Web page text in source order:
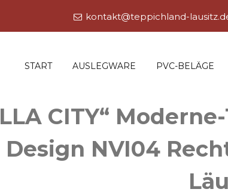
kontakt@teppichland-
START AUSLEGWARE PVC-BELÄGE
CITY“
NVI04